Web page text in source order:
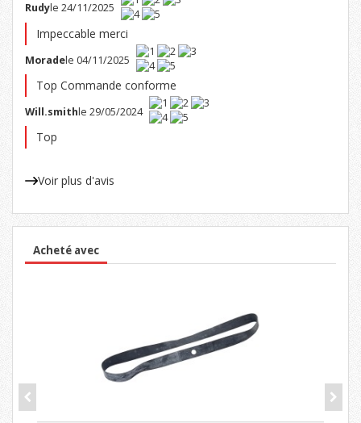
Rudyle 24/11/2025
Impeccable merci
Moradele 04/11/2025
Top Commande conforme
Will.smithle 29/05/2024
Top
Voir plus d'avis
Acheté avec